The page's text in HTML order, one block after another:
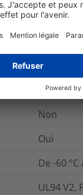
Oui
Oui
+220 +/-
Non
Oui
De -60 °C
UL94 V2,